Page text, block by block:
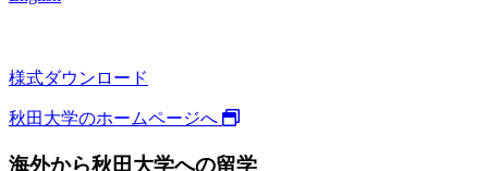
様式ダウンロード
秋田大学のホームページへ
海外から秋田大学への留学